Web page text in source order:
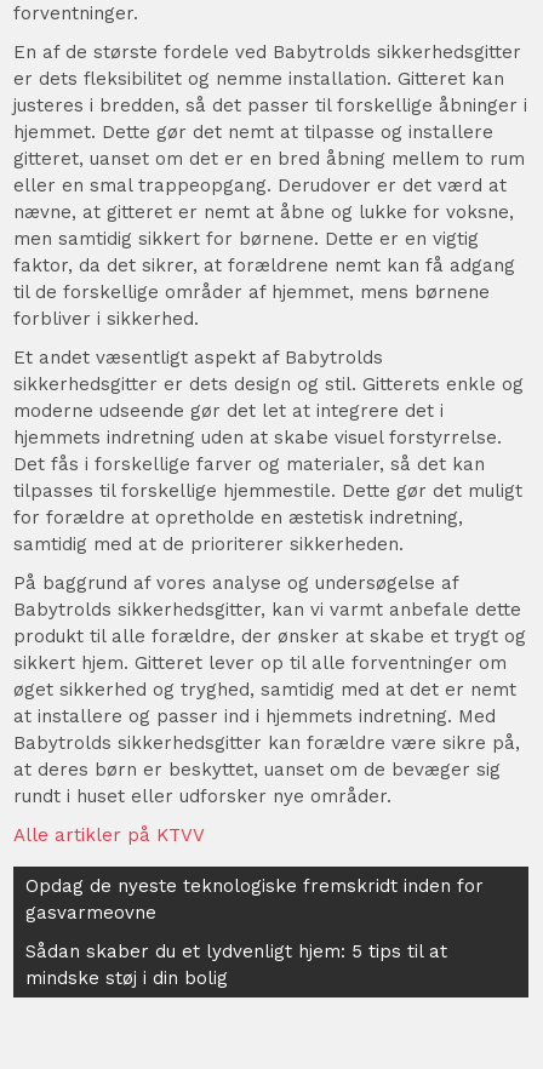
forventninger.
En af de største fordele ved Babytrolds sikkerhedsgitter
er dets fleksibilitet og nemme installation. Gitteret kan
justeres i bredden, så det passer til forskellige åbninger i
hjemmet. Dette gør det nemt at tilpasse og installere
gitteret, uanset om det er en bred åbning mellem to rum
eller en smal trappeopgang. Derudover er det værd at
nævne, at gitteret er nemt at åbne og lukke for voksne,
men samtidig sikkert for børnene. Dette er en vigtig
faktor, da det sikrer, at forældrene nemt kan få adgang
til de forskellige områder af hjemmet, mens børnene
forbliver i sikkerhed.
Et andet væsentligt aspekt af Babytrolds
sikkerhedsgitter er dets design og stil. Gitterets enkle og
moderne udseende gør det let at integrere det i
hjemmets indretning uden at skabe visuel forstyrrelse.
Det fås i forskellige farver og materialer, så det kan
tilpasses til forskellige hjemmestile. Dette gør det muligt
for forældre at opretholde en æstetisk indretning,
samtidig med at de prioriterer sikkerheden.
På baggrund af vores analyse og undersøgelse af
Babytrolds sikkerhedsgitter, kan vi varmt anbefale dette
produkt til alle forældre, der ønsker at skabe et trygt og
sikkert hjem. Gitteret lever op til alle forventninger om
øget sikkerhed og tryghed, samtidig med at det er nemt
at installere og passer ind i hjemmets indretning. Med
Babytrolds sikkerhedsgitter kan forældre være sikre på,
at deres børn er beskyttet, uanset om de bevæger sig
rundt i huset eller udforsker nye områder.
Alle artikler på KTVV
Indlægsnavigation
Opdag de nyeste teknologiske fremskridt inden for
gasvarmeovne
Sådan skaber du et lydvenligt hjem: 5 tips til at
mindske støj i din bolig